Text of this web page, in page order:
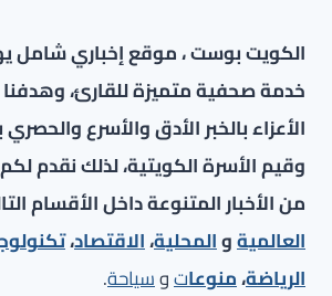
الكويت بوست ، موقع إخباري شامل
خدمة صحفية متميزة للقارئ، وهدفنا
الأعزاء بالخبر الأدق والأسرع
وقيم الأسرة الكويتية، لذلك نقدم
من الأخبار المتنوعة داخل الأقسام
العالميةوالمحلية،الاقتصاد،
الرياضة،منوعاتوسياحة.